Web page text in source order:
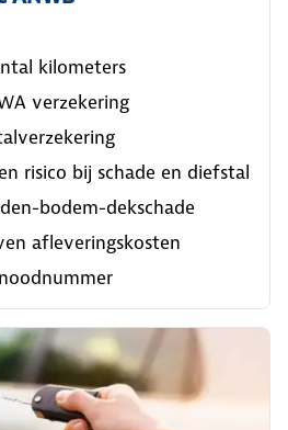
kilometers
verzekering
risico bij schade en diefstal
bodem-dekschade
afleveringskosten